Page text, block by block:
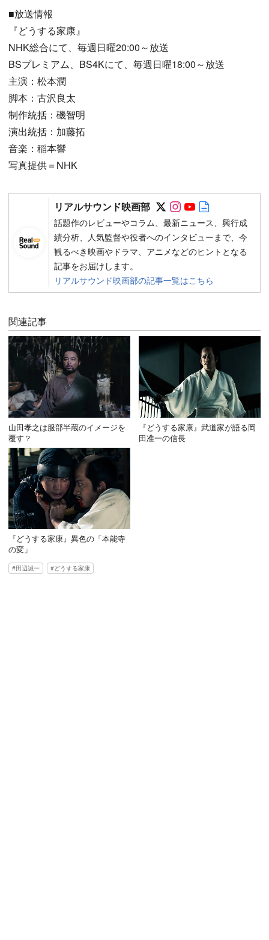
■放送情報
『どうする家康』
NHK総合にて、毎週日曜20:00～放送
BSプレミアム、BS4Kにて、毎週日曜18:00～放送
主演：松本潤
脚本：古沢良太
制作統括：磯智明
演出統括：加藤拓
音楽：稲本響
写真提供＝NHK
リアルサウンド映画部 Follow on SNS
Follow on SNS
Follow on
話題作のレビューやコラム、最新ニュース、興行成
績分析、人気監督や役者へのインタビューまで、今
観るべき映画やドラマ、アニメなどのヒントとなる
記事をお届けします。
リアルサウンド映画部の記事一覧はこちら
関連記事
山田孝之は服部半蔵のイメージを
覆す？
『どうする家康』武道家が語る岡
田准一の信長
『どうする家康』異色の「本能寺
の変」
田辺誠一 どうする家康